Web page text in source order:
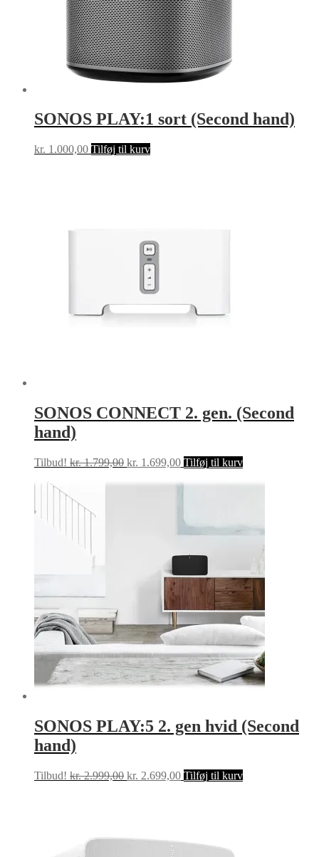
SONOS PLAY:1 sort (Second hand)
kr. 1.000,00 Tilføj til kurv
SONOS CONNECT 2. gen. (Second
hand)
Tilbud! kr.1.799,00 Den
pris
kr. 1.699,00Den
pris
Tilføj til kurv
SONOS PLAY:5 2. gen hvid (Second
hand)
Tilbud! kr.2.999,00 Den
kr. 2.699,00Den
Tilføj til kurv